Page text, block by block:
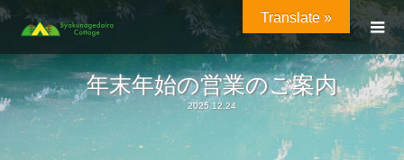
年末年始の営業のご案内
2025.12.24
Translate »